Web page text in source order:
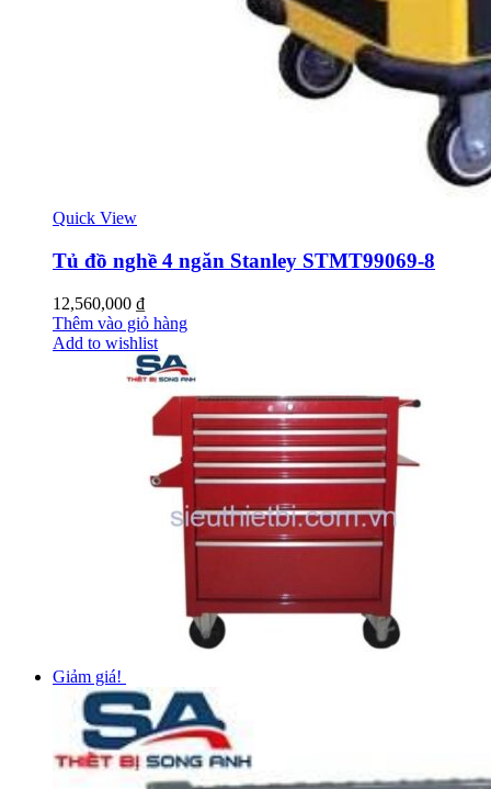
Quick View
Tủ đồ nghề 4 ngăn Stanley STMT99069-8
12,560,000 ₫
Thêm vào giỏ hàng
Add to wishlist
Giảm giá!